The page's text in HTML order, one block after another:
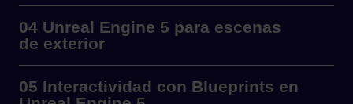
04 Unreal Engine 5 para escenas
de exterior
05 Interactividad con Blueprints en